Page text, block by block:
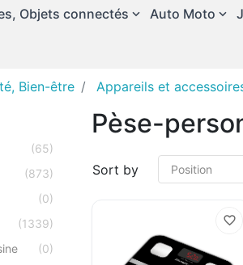
Objets connectés Auto Moto
Bien-être Appareils et
(65)
(873)
(0)
(1339)
(0)
Pèse-
Sort by